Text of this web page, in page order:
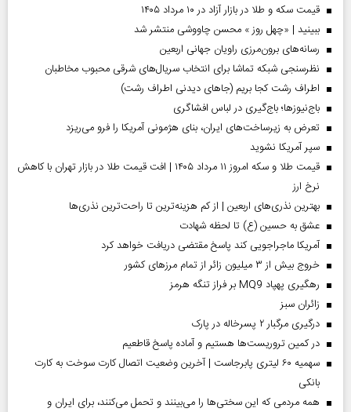
قیمت سکه و طلا در بازار آزاد در ۱۰ مرداد ۱۴۰۵
ببینید | «چهل روز » محسن چاووشی منتشر شد
رسانه‌های برون‌مرزی راویان جهانی اربعین
نظرسنجی شبکه تماشا برای انتخاب سریال‌های شرقی محبوب مخاطبان
اطراف رشت کجا بریم (جاهای دیدنی اطراف رشت)
باج‌نیوزها؛ باج‌گیری در لباس افشاگری
تعرض به زیرساخت‌های ایران، بنای هژمونی آمریکا را فرو می‌ریزد
سپر آمریکا نشوید
قیمت طلا و سکه امروز ۱۱ مرداد ۱۴۰۵ | افت قیمت طلا در بازار تهران با کاهش
نرخ ارز
بهترین نذری‌های اربعین | از کم هزینه‌ترین تا راحت‌ترین نذری‌ها
عشق به حسین (ع) تا لحظه شهادت
آمریکا ماجراجویی کند پاسخ مقتضی دریافت خواهد کرد
خروج بیش از ۳ میلیون زائر از تمام مرز‌های کشور
رهگیری پهپاد MQ9 بر فراز تنگه هرمز
‌زائران سبز
درگیری مرگبار ۲ پسرخاله در پارک
در کمین تروریست‌ها هستیم و آماده پاسخ قاطعیم
سهمیه ۶۰ لیتری پابرجاست | آخرین وضعیت اتصال کارت سوخت به کارت
بانکی
همه مردمی که این سختی‌ها را می‌بینند و تحمل می‌کنند، برای ایران و